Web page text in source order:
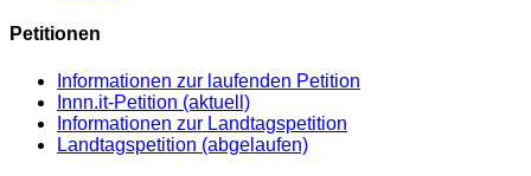
Petitionen
Informationen zur laufenden Petition
Innn.it-Petition (aktuell)
Informationen zur Landtagspetition
Landtagspetition (abgelaufen)